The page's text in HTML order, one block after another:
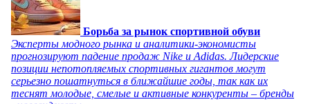
Борьба за рынок спортивной обуви
Эксперты модного рынка и аналитики-экономисты
прогнозируют падение продаж Nike и Adidas. Лидерские
позиции непотопляемых спортивных гигантов могут
серьезно пошатнуться в ближайшие годы, так как их
теснят молодые, смелые и активные конкуренты – бренды